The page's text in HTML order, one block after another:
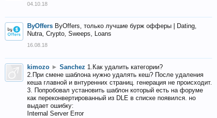
04.10.18
ByOffers ByOffers, только лучшие бурж офферы | Dating,
Nutra, Crypto, Sweeps, Loans
16.08.18
kimozo ► Sanchez 1.Как удалить категории?
2.При смене шаблона нужно удалять кеш? После удаления
кеша главной и внтуренних страниц. генерация не происходит.
3. Попробовал установить шаблон который есть на форуме
как переконвертированный из DLE в списке появился. но
выдает ошибку:
Internal Server Error